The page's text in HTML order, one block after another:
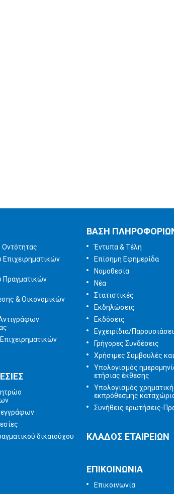
Οντότητας
Πραγματικών
& Οικονομικών
εγγράφων
δικαιούχου
ΒΑΣΗ
Έντυπα & Τέλη
Επίσημη Εφημερίδα
Νομοθεσία
Νέα
Στατιστικές
Εκδηλώσεις
Εκδόσεις
Εγχειρίδια/
Γρήγορες Συνδέσεις
Χρήσιμες Συμβουλές
Υπολογισμός
ετήσιας έκθεσης
Υπολογισμός
εκπρόθεσμης
Συνήθεις ερωτήσεις-
ΚΛΑΔΟΣ ΕΤΑΙΡΕΙΩΝ
ΕΠΙΚΟΙΝΩΝΙΑ
Επικοινωνία